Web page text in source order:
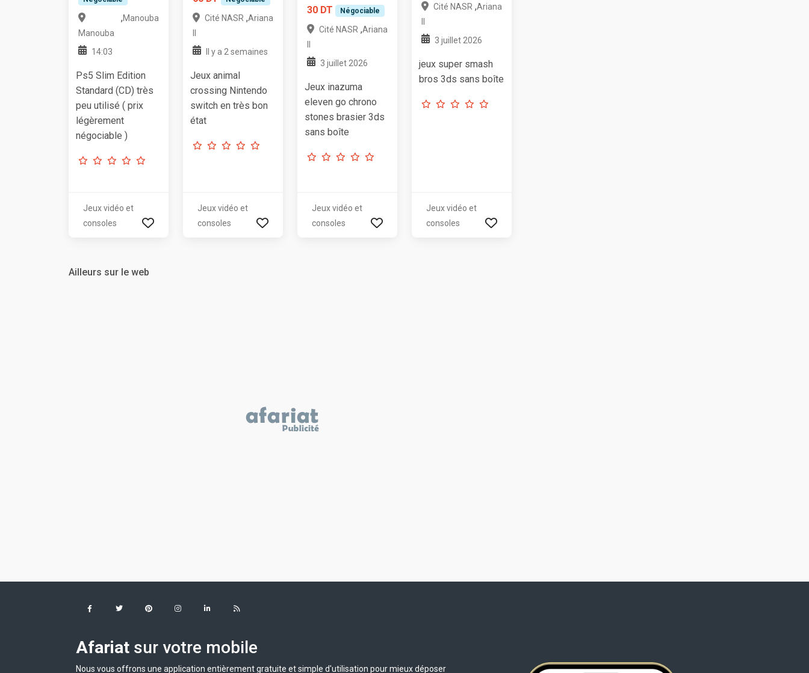
Manouba
,Manouba
14:03
Ps5 Slim Edition
Standard (CD) très
peu utilisé ( prix
légèrement
négociable )
Jeux vidéo et
consoles
Cité NASR ,Ariana
Il y a 2 semaines
Jeux animal
crossing Nintendo
switch en très bon
état
Jeux vidéo et
consoles
30 DT
Négociable
Cité NASR ,Ariana
3 juillet 2026
Jeux inazuma
eleven go chrono
stones brasier 3ds
sans boîte
Jeux vidéo et
consoles
Cité NASR ,Ariana
3 juillet 2026
jeux super smash
bros 3ds sans boîte
Jeux vidéo et
consoles
Ailleurs sur le web
Afariat sur votre mobile
Nous vous offrons une application entièrement gratuite et simple d'utilisation pour mieux déposer